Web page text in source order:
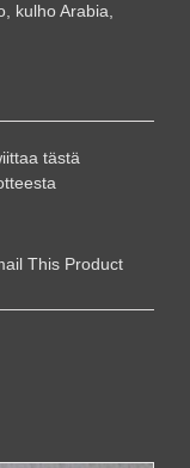
, kulho Arabia,
tästä
This Product